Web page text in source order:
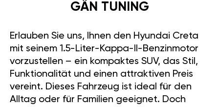
GÄN TUNING
Erlauben Sie uns, Ihnen den Hyundai Creta
mit seinem 1.5-Liter-Kappa-II-Benzinmotor
vorzustellen – ein kompaktes SUV, das Stil,
Funktionalität und einen attraktiven Preis
vereint. Dieses Fahrzeug ist ideal für den
Alltag oder für Familien geeignet. Doch